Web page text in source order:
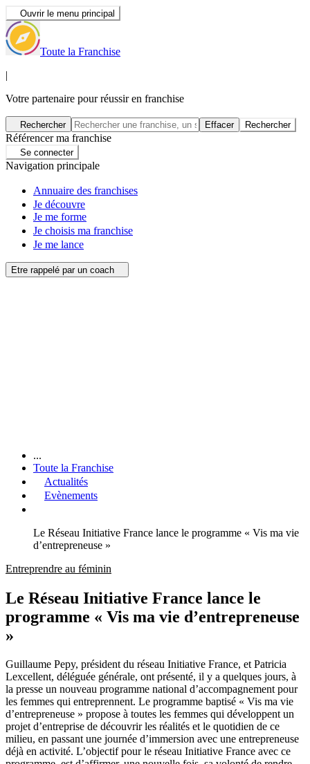
Ouvrir le menu principal
Toute la Franchise
|
Votre partenaire pour réussir en franchise
Rechercher Effacer Rechercher
Référencer ma franchise
Se connecter
Navigation principale
Annuaire des franchises
Je découvre
Je me forme
Je choisis ma franchise
Je me lance
Etre rappelé par un coach
...
Toute la Franchise
Actualités
Evènements
Le Réseau Initiative France lance le programme « Vis ma vie
d’entrepreneuse »
Entreprendre au féminin
Le Réseau Initiative France lance le
programme « Vis ma vie d’entrepreneuse
»
Guillaume Pepy, président du réseau Initiative France, et Patricia
Lexcellent, déléguée générale, ont présenté, il y a quelques jours, à
la presse un nouveau programme national d’accompagnement pour
les femmes qui entreprennent. Le programme baptisé « Vis ma vie
d’entrepreneuse » propose à toutes les femmes qui développent un
projet d’entreprise de découvrir les réalités et le quotidien de ce
milieu, en passant une journée d’immersion avec une entrepreneuse
déjà en activité. L’objectif pour le réseau Initiative France avec ce